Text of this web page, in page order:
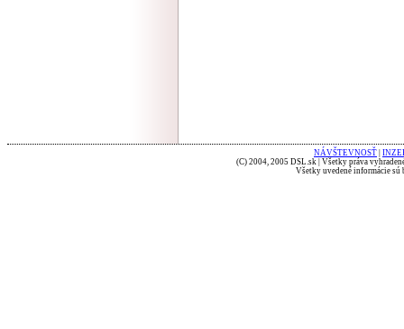
NÁVŠTEVNOSŤ
(C) 2004, 2005 DSL.sk | Všetky práva
Všetky uvedené informácie sú